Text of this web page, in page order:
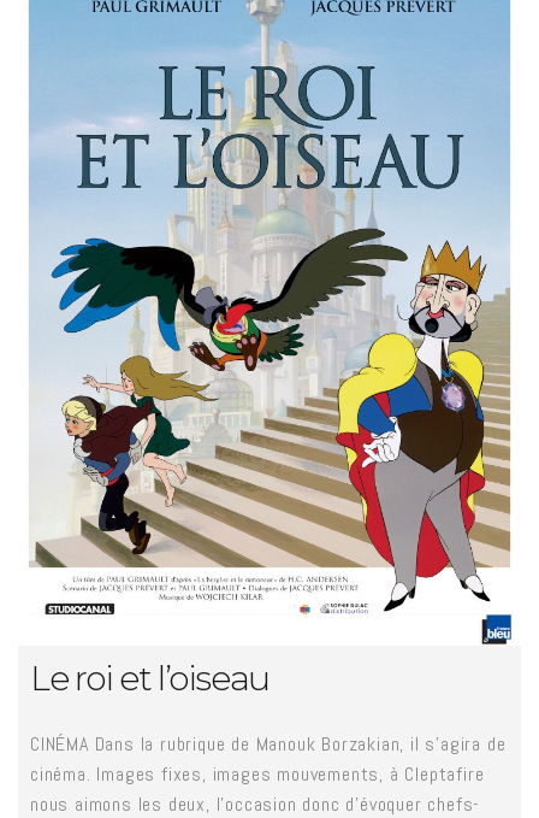
Le roi et l’oiseau
CINÉMA Dans la rubrique de Manouk Borzakian, il s'agira de
cinéma. Images fixes, images mouvements, à Cleptafire
nous aimons les deux, l'occasion donc d'évoquer chefs-